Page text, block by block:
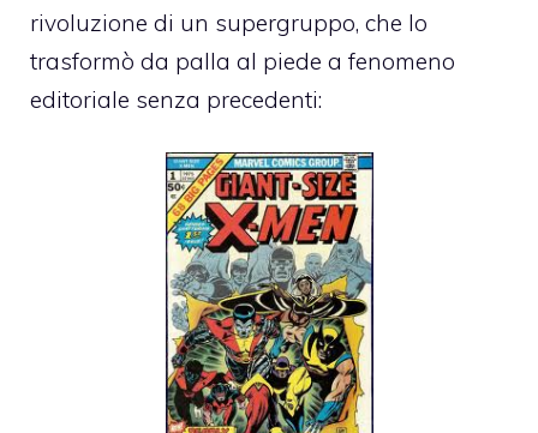
rivoluzione di un supergruppo, che lo
trasformò da palla al piede a fenomeno
editoriale senza precedenti: